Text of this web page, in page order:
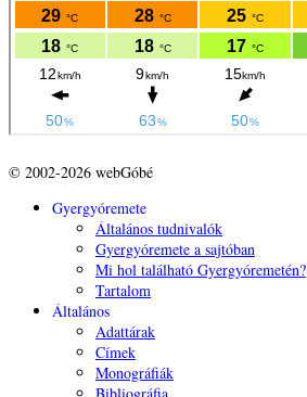
© 2002-2026 webGóbé
Gyergyóremete
Általános tudnivalók
Gyergyóremete a sajtóban
Mi hol található Gyergyóremetén?
Tartalom
Általános
Adattárak
Címek
Monográfiák
Bibliográfia